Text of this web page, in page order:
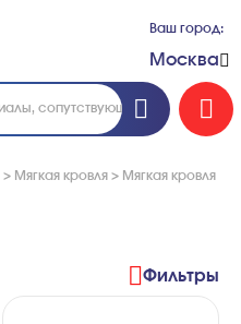
Ваш город:
Москва
> Мягкая кровля > Мягкая кровля
Фильтры